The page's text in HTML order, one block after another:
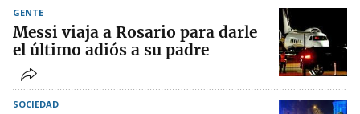
GENTE
Messi viaja a Rosario para darle
el último adiós a su padre
SOCIEDAD